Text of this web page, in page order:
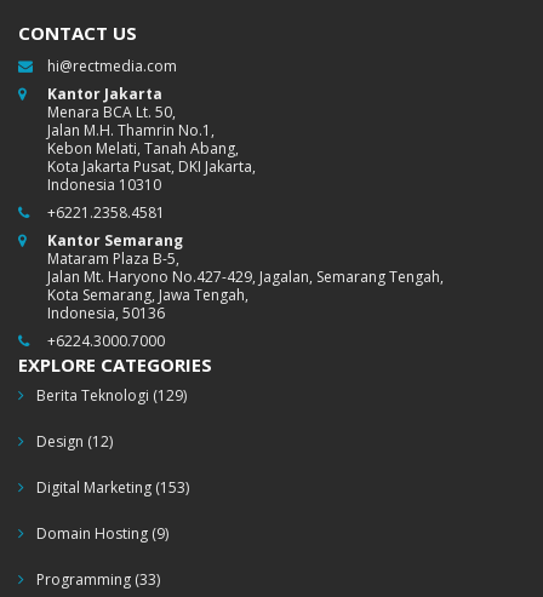
CONTACT US
hi@rectmedia.com
Kantor Jakarta
Menara BCA Lt. 50,
Jalan M.H. Thamrin No.1,
Kebon Melati, Tanah Abang,
Kota Jakarta Pusat, DKI Jakarta,
Indonesia 10310
+6221.2358.4581
Kantor Semarang
Mataram Plaza B-5,
Jalan Mt. Haryono No.427-429, Jagalan, Semarang Tengah,
Kota Semarang, Jawa Tengah,
Indonesia, 50136
+6224.3000.7000
EXPLORE CATEGORIES
Berita Teknologi (129)
Design (12)
Digital Marketing (153)
Domain Hosting (9)
Programming (33)